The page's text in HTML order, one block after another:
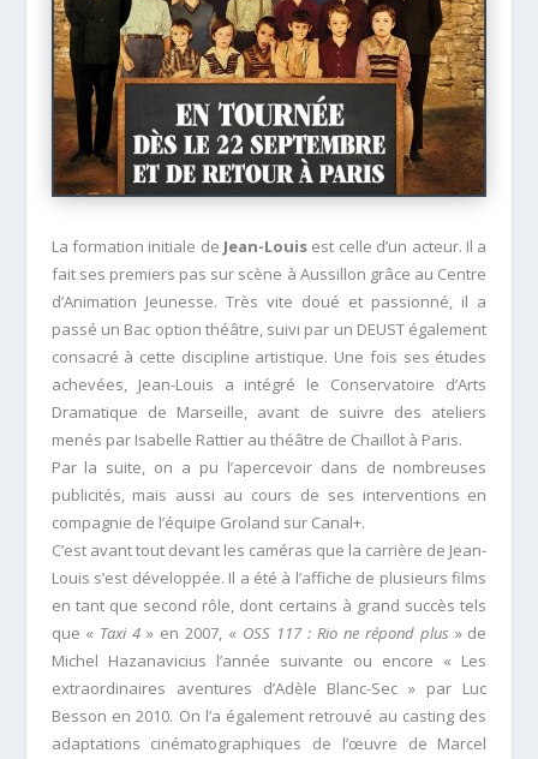
La formation initiale de Jean-Louis est celle d’un acteur. Il a
fait ses premiers pas sur scène à Aussillon grâce au Centre
d’Animation Jeunesse. Très vite doué et passionné, il a
passé un Bac option théâtre, suivi par un DEUST également
consacré à cette discipline artistique. Une fois ses études
achevées, Jean-Louis a intégré le Conservatoire d’Arts
Dramatique de Marseille, avant de suivre des ateliers
menés par Isabelle Rattier au théâtre de Chaillot à Paris.
Par la suite, on a pu l’apercevoir dans de nombreuses
publicités, mais aussi au cours de ses interventions en
compagnie de l’équipe Groland sur Canal+.
C’est avant tout devant les caméras que la carrière de Jean-
Louis s’est développée. Il a été à l’affiche de plusieurs films
en tant que second rôle, dont certains à grand succès tels
que « Taxi 4 » en 2007, « OSS 117 : Rio ne répond plus » de
Michel Hazanavicius l’année suivante ou encore « Les
extraordinaires aventures d’Adèle Blanc-Sec » par Luc
Besson en 2010. On l’a également retrouvé au casting des
adaptations cinématographiques de l’œuvre de Marcel